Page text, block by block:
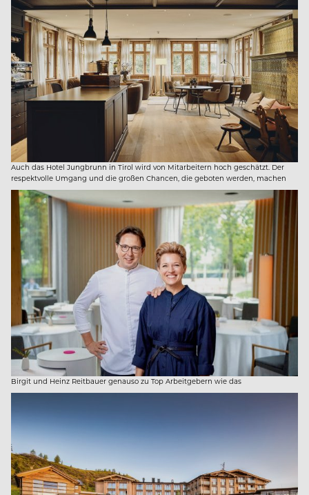
Auch das Hotel Jungbrunn in Tirol wird von Mitarbeitern hoch geschätzt. Der
respektvolle Umgang und die großen Chancen, die geboten werden, machen
Birgit und Heinz Reitbauer genauso zu Top Arbeitgebern wie das